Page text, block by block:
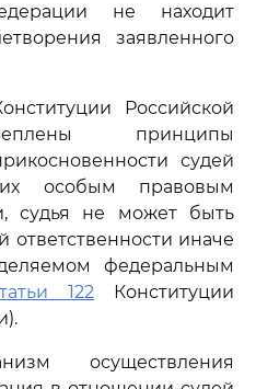
не находит
заявленного
Российской
принципы
судей
особым правовым
судья не может быть
ответственности иначе
федеральным
122 Конституции
осуществления